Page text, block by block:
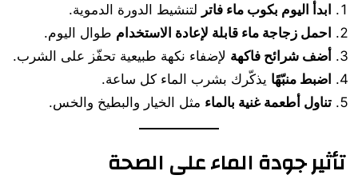
ابدأ اليوم بكوب ماء فاتر لتنشيط الدورة الدموية.
احمل زجاجة ماء قابلة لإعادة الاستخدام طوال اليوم.
أضف شرائح فاكهة لإضفاء نكهة طبيعية تحفّز على الشرب.
اضبط منبّهًا يذكّرك بشرب الماء كل ساعة.
تناول أطعمة غنية بالماء مثل الخيار والبطيخ والخس.
تأثير جودة الماء على الصحة